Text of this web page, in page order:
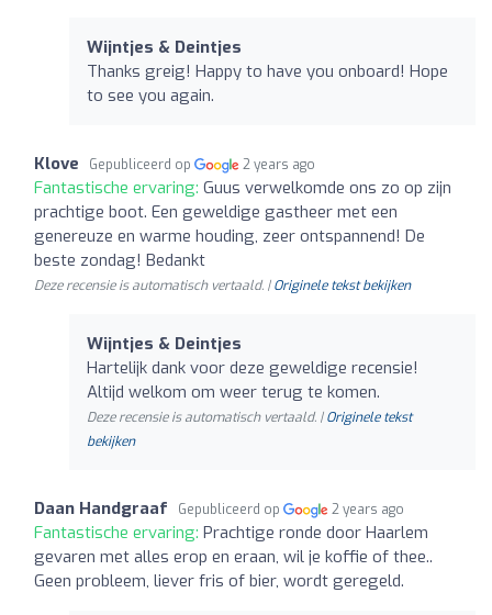
Wijntjes & Deintjes
Thanks greig! Happy to have you onboard! Hope
to see you again.
Klove Gepubliceerd op 2 years ago
Fantastische ervaring: Guus verwelkomde ons zo op zijn
prachtige boot. Een geweldige gastheer met een
genereuze en warme houding, zeer ontspannend! De
beste zondag! Bedankt
Deze recensie is automatisch vertaald. |Originele tekst bekijken
Wijntjes & Deintjes
Hartelijk dank voor deze geweldige recensie!
Altijd welkom om weer terug te komen.
Deze recensie is automatisch vertaald. |Originele tekst
bekijken
Daan Handgraaf Gepubliceerd op 2 years ago
Fantastische ervaring: Prachtige ronde door Haarlem
gevaren met alles erop en eraan, wil je koffie of thee..
Geen probleem, liever fris of bier, wordt geregeld.